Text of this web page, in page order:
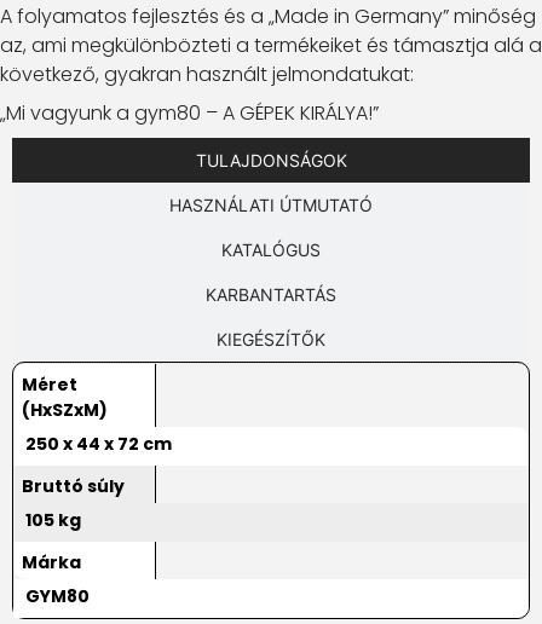
A folyamatos fejlesztés és a „Made in Germany” minőség
az, ami megkülönbözteti a termékeiket és támasztja alá a
következő, gyakran használt jelmondatukat:
„Mi vagyunk a gym80 – A GÉPEK KIRÁLYA!”
TULAJDONSÁGOK
HASZNÁLATI ÚTMUTATÓ
KATALÓGUS
KARBANTARTÁS
KIEGÉSZÍTŐK
Méret
(HxSZxM)
250 x 44 x 72 cm
Bruttó súly
105 kg
Márka
GYM80